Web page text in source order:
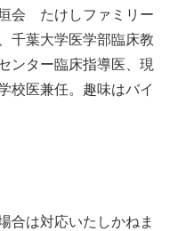
会 たけしファミリー
千葉大学医学部臨床教
ンター臨床指導医、現
校医兼任。趣味はバイ
合は対応いたしかねま